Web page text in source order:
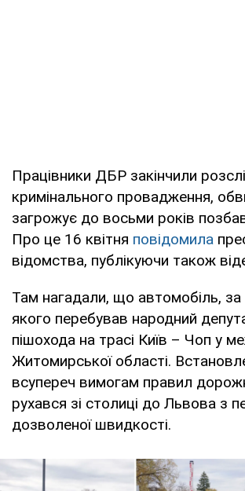
Працівники ДБР закінчили
кримінального провадження,
загрожує до восьми років
Про це 16 квітня повідомила
відомства, публікуючи також
Там нагадали, що автомобіль,
якого перебував народний
пішохода на трасі Київ – Чоп у
Житомирської області.
всупереч вимогам правил
рухався зі столиці до Львова з
дозволеної швидкості.